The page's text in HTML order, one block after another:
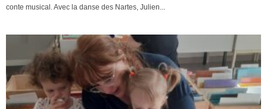
conte musical. Avec la danse des Nartes, Julien...